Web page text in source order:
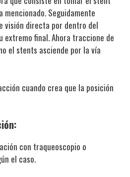
mencionado. Seguidamente
visión directa por dentro del
extremo final. Ahora traccione de
el stents asciende por la vía
cuando crea que la posición
con traqueoscopio o
el caso.